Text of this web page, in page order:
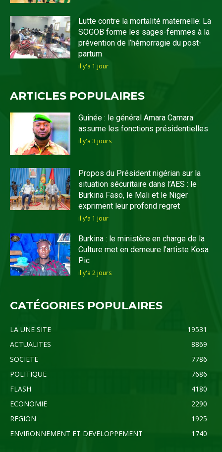
Lutte contre la mortalité maternelle: La
SOGOB forme les sages-femmes à la
prévention de l’hémorragie du post-
partum
il y'a 1 jour
ARTICLES POPULAIRES
Guinée : le général Amara Camara
assume les fonctions présidentielles
il y'a 3 jours
Propos du Président nigérian sur la
situation sécuritaire dans l’AES : le
Burkina Faso, le Mali et le Niger
expriment leur profond regret
il y'a 1 jour
Burkina : le ministère en charge de la
Culture met en demeure l’artiste Kosa
Pic
il y'a 2 jours
CATÉGORIES POPULAIRES
LA UNE SITE
19531
ACTUALITES
8869
SOCIETE
7786
POLITIQUE
7686
FLASH
4180
ECONOMIE
2290
REGION
1925
ENVIRONNEMENT ET DEVELOPPEMENT
1740